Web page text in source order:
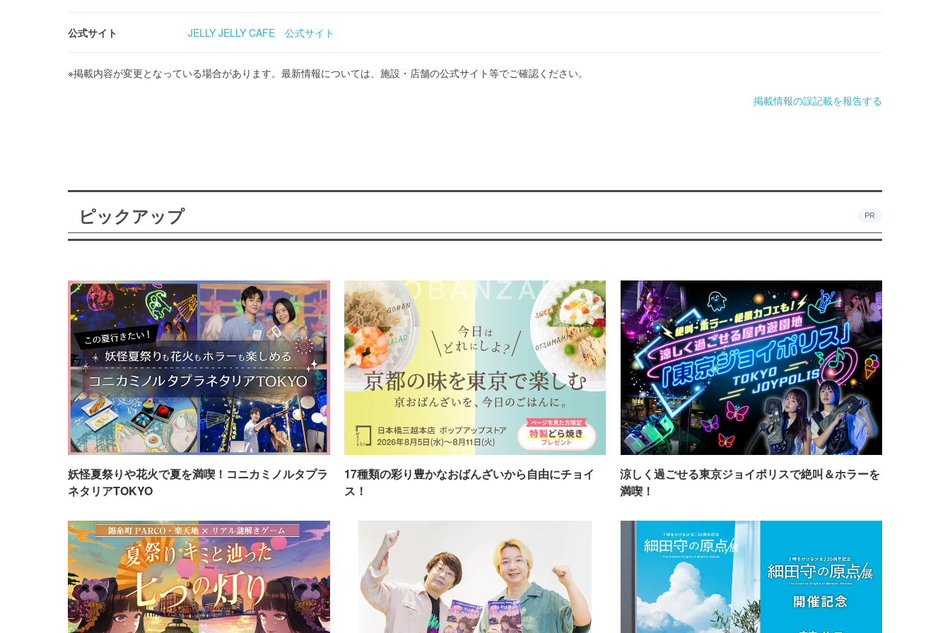
公式サイト JELLY JELLY CAFE 公式サイト
※掲載内容が変更となっている場合があります。最新情報については、施設・店舗の公式サイト等でご確認ください。
掲載情報の誤記載を報告する
ピックアップ PR
妖怪夏祭りや花火で夏を満喫！コニカミノルタプラ
ネタリアTOKYO
17種類の彩り豊かなおばんざいから自由にチョイ
ス！
涼しく過ごせる東京ジョイポリスで絶叫＆ホラーを
満喫！